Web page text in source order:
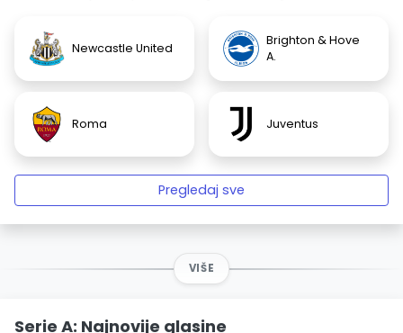
Newcastle United
Brighton & Hove
A.
Roma Juventus
Pregledaj sve
VIŠE
Serie A: Najnovije glasine